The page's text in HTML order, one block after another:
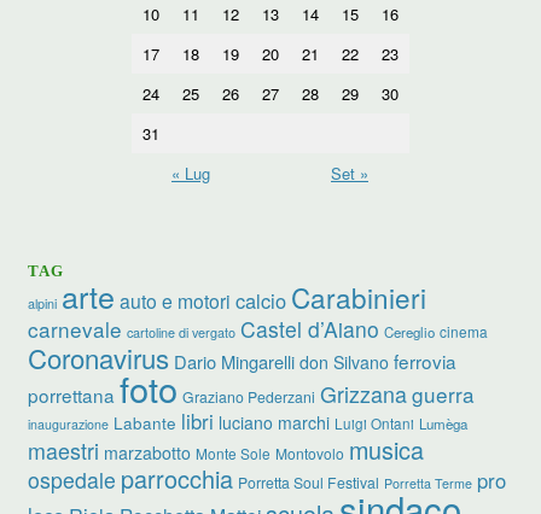
10 11 12 13 14 15
16
17
18 19 20 21 22
23
24
25 26 27 28 29
30
31
« Lug
Set »
TAG
alpini arte auto e motori calcio Carabinieri
carnevale cartoline di vergato Castel d’Aiano Cereglio cinema
Coronavirus Dario Mingarelli don Silvano ferrovia
porrettana foto Graziano Pederzani Grizzanaguerra
inaugurazione Labante libri luciano marchi Luigi Ontani Lumèga
maestri marzabotto Monte Sole Montovolo musica
ospedale parrocchia Porretta Soul Festival Porretta Terme pro